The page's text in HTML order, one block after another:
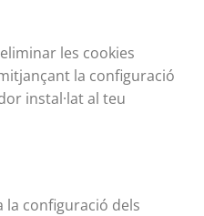
les cookies
la configuració
instal·lat al teu
la configuració dels